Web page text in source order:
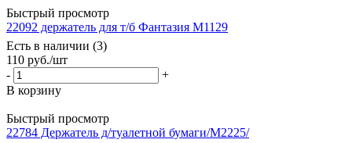
Быстрый просмотр
22092 держатель для т/б Фантазия М1129
Есть в наличии (3)
110 руб./шт
-
+
В корзину
Быстрый просмотр
22784 Держатель д/туалетной бумаги/М2225/